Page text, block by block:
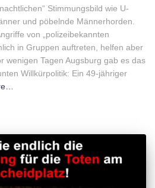
Stimmungsbild wie U-
und pöbelnde Männerhorden.
von „polizeibekannten
in Gruppen auftreten, helfen aber
wenigen Tagen Augsburg gab es das
Willkürpolitik: Ein 49-jähriger